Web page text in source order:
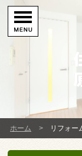
ホーム リフォー